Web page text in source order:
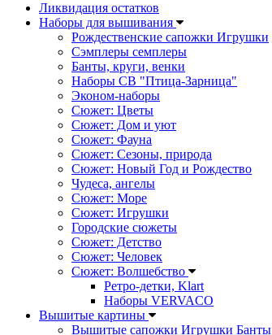
Ликвидация остатков
Наборы для вышивания
Рождественские сапожки Игрушки
Сэмплеры семплеры
Банты, круги, венки
Наборы СВ "Птица-Зарница"
Эконом-наборы
Сюжет: Цветы
Сюжет: Дом и уют
Сюжет: Фауна
Сюжет: Сезоны, природа
Сюжет: Новый Год и Рождество
Чудеса, ангелы
Сюжет: Море
Сюжет: Игрушки
Городские сюжеты
Сюжет: Детство
Сюжет: Человек
Сюжет: Волшебство
Ретро-детки, Klart
Наборы VERVACO
Вышитые картины
Вышитые сапожки Игрушки Банты